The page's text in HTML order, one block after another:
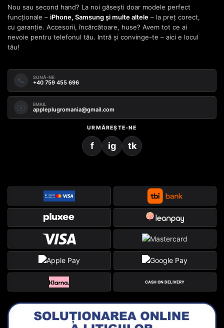
Nou sau second hand? La noi găsești doar modele perfect
funcționale – iPhone, Samsung și multe altele – la preț corect,
cu garanție. Accesorii, încărcătoare, huse? Avem tot ce ai
nevoie pentru telefonul tău. Intră și convinge-te – aici e locul
tău!
📞 SUNĂ-NE
+40 759 455 696
✉️ EMAIL
appleplugromania@gmail.com
URMĂREȘTE-NE
f ig tk
CASH ON DELIVERY